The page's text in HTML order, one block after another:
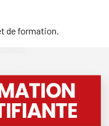
de formation.